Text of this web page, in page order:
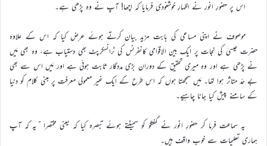
اس پر حضورِ انور نے اظہارِ خوشنودی فرمایا کہ اچھا! آپ نے وہ پڑھی ہے۔
موصوف نے اپنی مساعی کی بابت مزید بیان کرتے ہوئے عرض کیا کہ اس کے علاوہ
حضرت عیسیٰ کی نجات پر ایک بین الاقوامی کانفرنس کی ٹرانسکرپٹ بھی دستیاب ہے، وہ بھی مَیں
نے پڑھی ہے اور وہ میری تحقیق کے دوران بڑی مددگار ثابت ہوئی ہے اور مَیں اس سے بھی
بے حدّ متاثر ہوا تھا۔ مَیں سمجھتا ہوں کہ اس طرح کے ایک غیر معمولی معرفت پر مبنی کلام کو دنیا
کے سامنے پیش کیا جانا چاہیے۔
یہ سماعت فرما کر حضورِ انور نے گفتگو کو سمیٹتے ہوئے تبصرہ کیا کہ یعنی مختصرا ًیہ کہ آپ
ہماری تعلیمات سے خوب واقف ہیں۔